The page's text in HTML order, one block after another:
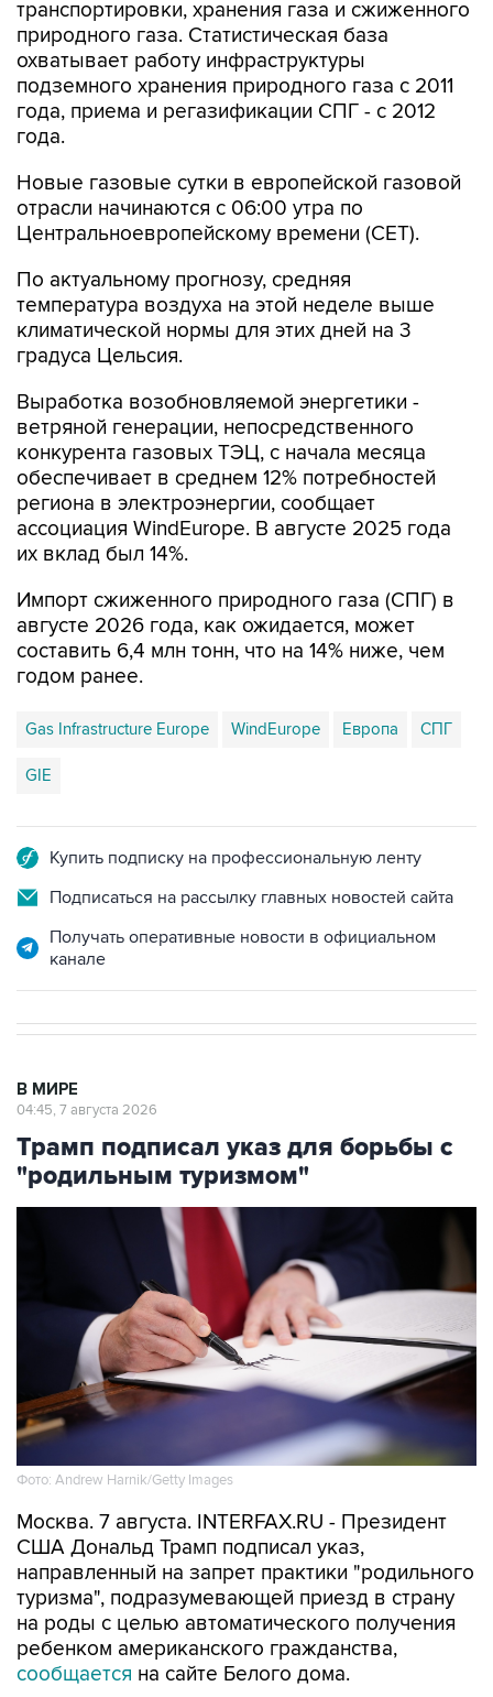
транспортировки, хранения газа и сжиженного
природного газа. Статистическая база
охватывает работу инфраструктуры
подземного хранения природного газа с 2011
года, приема и регазификации СПГ - с 2012
года.
Новые газовые сутки в европейской газовой
отрасли начинаются c 06:00 утра по
Центральноевропейскому времени (CET).
По актуальному прогнозу, средняя
температура воздуха на этой неделе выше
климатической нормы для этих дней на 3
градуса Цельсия.
Выработка возобновляемой энергетики -
ветряной генерации, непосредственного
конкурента газовых ТЭЦ, с начала месяца
обеспечивает в среднем 12% потребностей
региона в электроэнергии, сообщает
ассоциация WindEurope. В августе 2025 года
их вклад был 14%.
Импорт сжиженного природного газа (СПГ) в
августе 2026 года, как ожидается, может
составить 6,4 млн тонн, что на 14% ниже, чем
годом ранее.
Gas Infrastructure Europe WindEurope Европа СПГ
GIE
Купить подписку на профессиональную ленту
Подписаться на рассылку главных новостей сайта
Получать оперативные новости в официальном
канале
В МИРЕ
04:45, 7 августа 2026
Трамп подписал указ для борьбы с
"родильным туризмом"
Фото: Andrew Harnik/Getty Images
Москва. 7 августа. INTERFAX.RU - Президент
США Дональд Трамп подписал указ,
направленный на запрет практики "родильного
туризма", подразумевающей приезд в страну
на роды с целью автоматического получения
ребенком американского гражданства,
сообщается на сайте Белого дома.